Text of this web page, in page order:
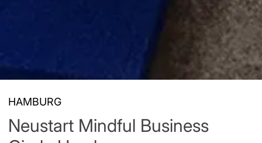
HAMBURG
Neustart Mindful Business